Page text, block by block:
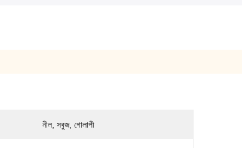
নীল, সবুজ, গোলাপী